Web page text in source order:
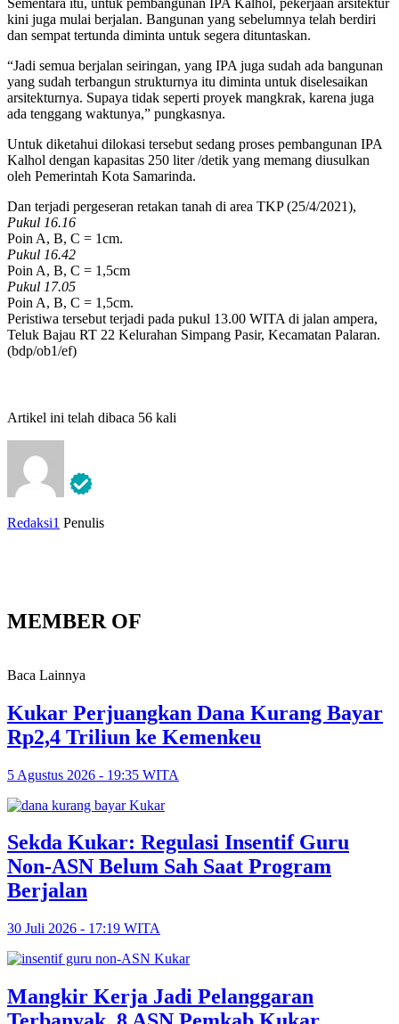
kini juga mulai berjalan. Bangunan yang sebelumnya telah berdiri
dan sempat tertunda diminta untuk segera dituntaskan.
“Jadi semua berjalan seiringan, yang IPA juga sudah ada bangunan
yang sudah terbangun strukturnya itu diminta untuk diselesaikan
arsitekturnya. Supaya tidak seperti proyek mangkrak, karena juga
ada tenggang waktunya,” pungkasnya.
Untuk diketahui dilokasi tersebut sedang proses pembangunan IPA
Kalhol dengan kapasitas 250 liter /detik yang memang diusulkan
oleh Pemerintah Kota Samarinda.
Dan terjadi pergeseran retakan tanah di area TKP (25/4/2021),
Pukul 16.16
Poin A, B, C = 1cm.
Pukul 16.42
Poin A, B, C = 1,5cm
Pukul 17.05
Poin A, B, C = 1,5cm.
Peristiwa tersebut terjadi pada pukul 13.00 WITA di jalan ampera,
Teluk Bajau RT 22 Kelurahan Simpang Pasir, Kecamatan Palaran.
(bdp/ob1/ef)
Artikel ini telah dibaca 56 kali
Redaksi1 Penulis
MEMBER OF
Baca Lainnya
Kukar Perjuangkan Dana Kurang Bayar
Rp2,4 Triliun ke Kemenkeu
5 Agustus 2026 - 19:35 WITA
Sekda Kukar: Regulasi Insentif Guru
Non-ASN Belum Sah Saat Program
Berjalan
30 Juli 2026 - 17:19 WITA
Mangkir Kerja Jadi Pelanggaran